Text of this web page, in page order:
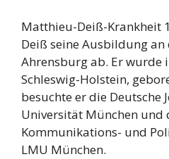
Matthieu-Deiß-Krankheit
Deiß seine Ausbildung
Ahrensburg ab. Er wurde
Schleswig-Holstein,
besuchte er die Deutsche
Universität München
Kommunikations- und
LMU München.